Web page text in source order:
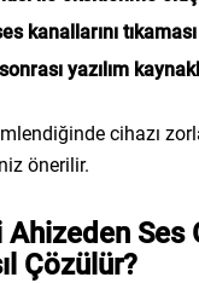
kanallarını tıkaması
yazılım
cihazı
önerilir.
Ahizeden Ses
Çözülür?